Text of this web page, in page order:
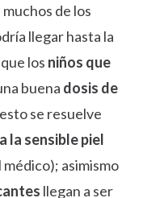
de los
llegar hasta la
los niños que
buena dosis de
se resuelve
la sensible piel
asimismo
llegan a ser